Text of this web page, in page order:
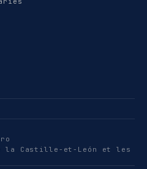
la Castille-et-León et les